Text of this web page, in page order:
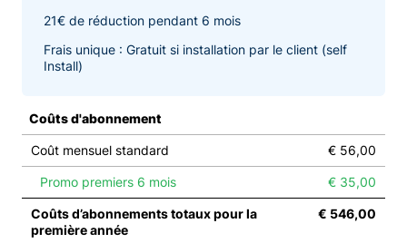
21€ de réduction pendant 6 mois
Frais unique : Gratuit si installation par le client (self
Install)
Coûts d'abonnement
Coût mensuel standard € 56,00
Promo premiers 6 mois € 35,00
Coûts d’abonnements totaux pour la
première année
€ 546,00